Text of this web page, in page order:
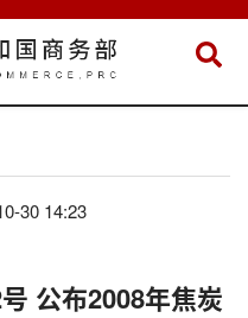
30 14:23
公布2008年焦炭